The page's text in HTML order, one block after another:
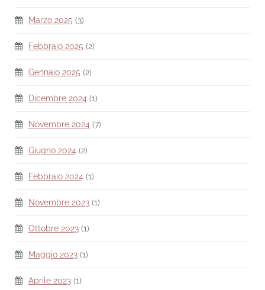
Marzo 2025 (3)
Febbraio 2025 (2)
Gennaio 2025 (2)
Dicembre 2024 (1)
Novembre 2024 (7)
Giugno 2024 (2)
Febbraio 2024 (1)
Novembre 2023 (1)
Ottobre 2023 (1)
Maggio 2023 (1)
Aprile 2023 (1)